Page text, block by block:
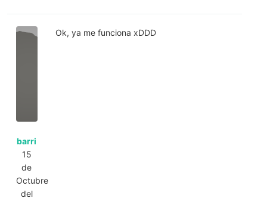
barri
15
de
Octubre
del
Ok, ya me funciona xDDD